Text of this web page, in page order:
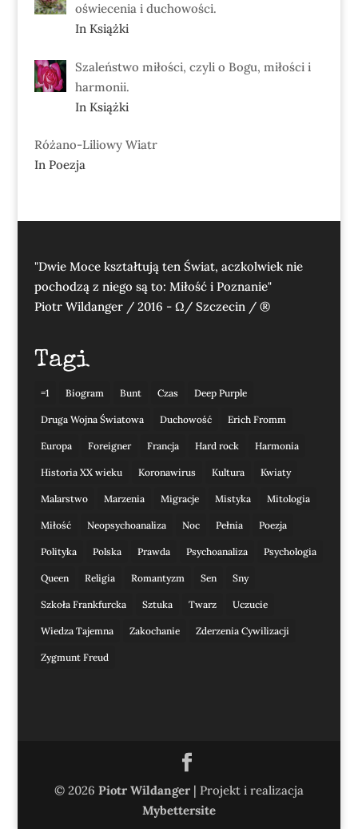
oświecenia i duchowości.
In Książki
Szaleństwo miłości, czyli o Bogu, miłości i
harmonii.
In Książki
Różano-Liliowy Wiatr
In Poezja
"Dwie Moce kształtują ten Świat, aczkolwiek nie
pochodzą z niego są to: Miłość i Poznanie"
Piotr Wildanger / 2016 - Ω/ Szczecin / ®
Tagi
=1 Biogram Bunt Czas Deep Purple
Druga Wojna Światowa Duchowość Erich Fromm
Europa Foreigner Francja Hard rock Harmonia
Historia XX wieku Koronawirus Kultura Kwiaty
Malarstwo Marzenia Migracje Mistyka Mitologia
Miłość Neopsychoanaliza Noc Pełnia Poezja
Polityka Polska Prawda Psychoanaliza Psychologia
Queen Religia Romantyzm Sen Sny
Szkoła Frankfurcka Sztuka Twarz Uczucie
Wiedza Tajemna Zakochanie Zderzenia Cywilizacji
Zygmunt Freud
© 2026 Piotr Wildanger| Projekt i realizacja
Mybettersite